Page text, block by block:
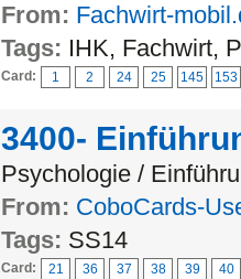
From: Fachwirt-
Tags: IHK, Fachwirt,
Card: 1 2 24 25 145 153
3400-
Psychologie /
From: CoboCards-
Tags: SS14
Card: 21 36 37 38 39 40